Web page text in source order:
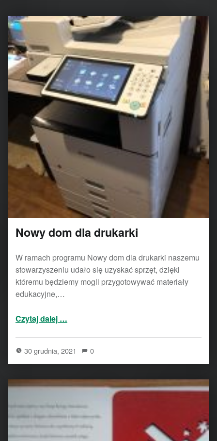
Nowy dom dla drukarki
W ramach programu Nowy dom dla drukarki naszemu
stowarzyszeniu udało się uzyskać sprzęt, dzięki
któremu będziemy mogli przygotowywać materiały
edukacyjne,…
Czytaj dalej …
30 grudnia, 2021 0